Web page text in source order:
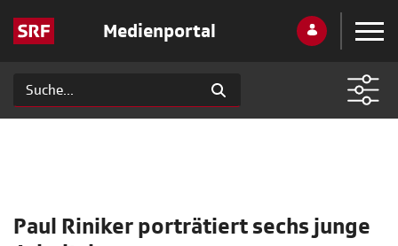
Medienportal
Paul Riniker porträtiert sechs junge